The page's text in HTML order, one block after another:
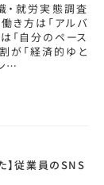
・就労実態調査
き方は「アルバ
は「自分のペース
が「経済的ゆと
…
】従業員のSNS